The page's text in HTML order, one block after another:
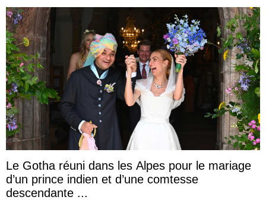
Le Gotha réuni dans les Alpes pour le mariage
d’un prince indien et d’une comtesse
descendante ...